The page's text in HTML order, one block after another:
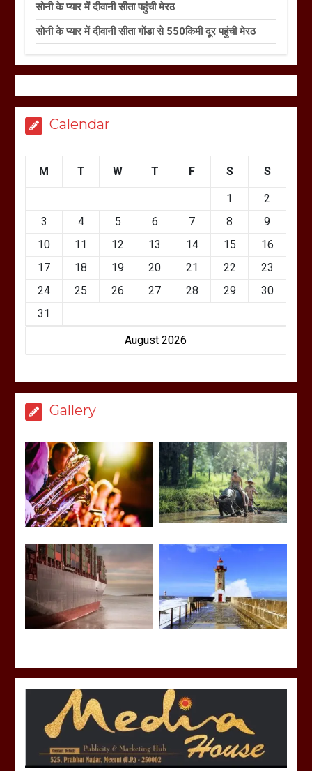
सोनी के प्यार में दीवानी सीता पहुंची मेरठ
सोनी के प्यार में दीवानी सीता गोंडा से 550किमी दूर पहुंची मेरठ
Calendar
August 2026
M T W T F S S
1
2
3
4 5 6 7 8
9
10
11 12 13 14 15
16
17
18 19 20 21 22
23
24
25 26 27 28 29
30
31
Gallery